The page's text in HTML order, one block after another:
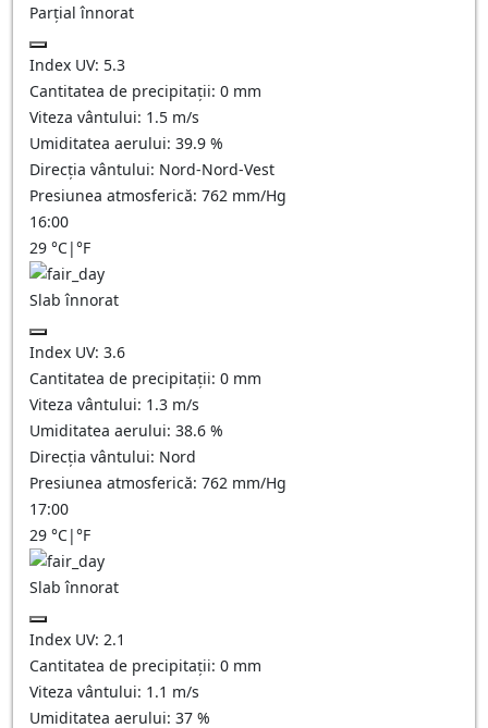
Parțial înnorat
Index UV: 5.3
Cantitatea de precipitații: 0 mm
Viteza vântului: 1.5 m/s
Umiditatea aerului: 39.9 %
Direcția vântului: Nord-Nord-Vest
Presiunea atmosferică: 762 mm/Hg
16:00
29 °C|°F
Slab înnorat
Index UV: 3.6
Cantitatea de precipitații: 0 mm
Viteza vântului: 1.3 m/s
Umiditatea aerului: 38.6 %
Direcția vântului: Nord
Presiunea atmosferică: 762 mm/Hg
17:00
29 °C|°F
Slab înnorat
Index UV: 2.1
Cantitatea de precipitații: 0 mm
Viteza vântului: 1.1 m/s
Umiditatea aerului: 37 %